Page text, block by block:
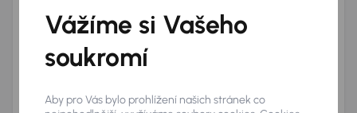
+420
E-mail*
Přeji si dostávat informace o atraktivních slevových
nabídkách
Vážíme si Vašeho
soukromí
Aby pro Vás bylo prohlížení našich stránek co